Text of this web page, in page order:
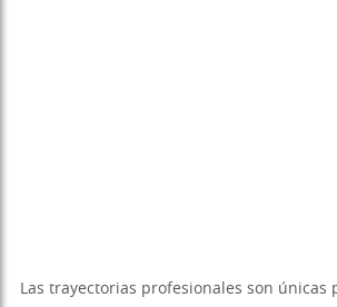
Las trayectorias profesionales son únicas